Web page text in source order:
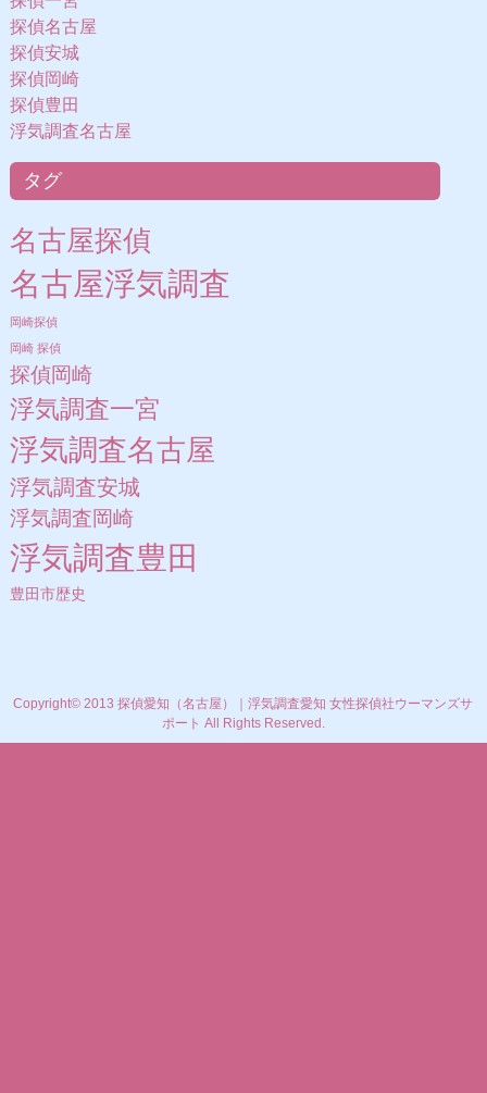
探偵名古屋
探偵安城
探偵岡崎
探偵豊田
浮気調査名古屋
タグ
名古屋探偵
名古屋浮気調査
岡崎探偵
岡崎 探偵
探偵岡崎
浮気調査一宮
浮気調査名古屋
浮気調査安城
浮気調査岡崎
浮気調査豊田
豊田市歴史
Copyright© 2013 探偵愛知（名古屋）｜浮気調査愛知 女性探偵社ウーマンズサ
ポート All Rights Reserved.